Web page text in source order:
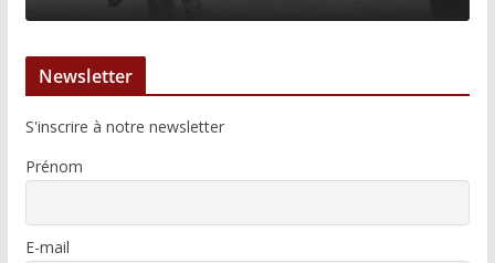
Newsletter
S'inscrire à notre newsletter
Prénom
E-mail